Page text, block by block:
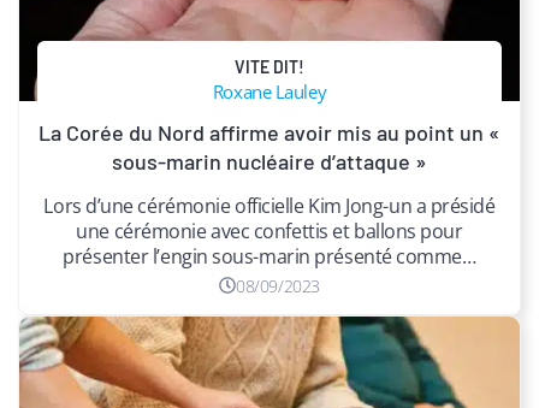
VITE DIT!
Roxane Lauley
​La Corée du Nord affirme avoir mis au point un «
sous-marin nucléaire d’attaque »
Lors d’une cérémonie officielle Kim Jong-un a présidé
une cérémonie avec confettis et ballons pour
présenter l’engin sous-marin présenté comme…
08/09/2023